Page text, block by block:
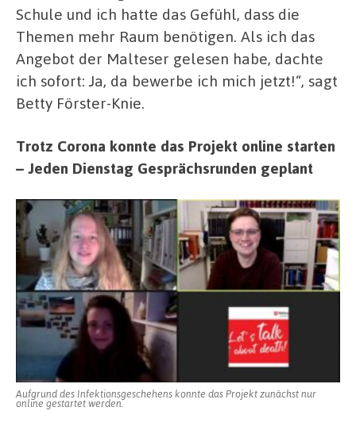
Schule und ich hatte das Gefühl, dass die
Themen mehr Raum benötigen. Als ich das
Angebot der Malteser gelesen habe, dachte
ich sofort: Ja, da bewerbe ich mich jetzt!“, sagt
Betty Förster-Knie.
Trotz Corona konnte das Projekt online starten
– Jeden Dienstag Gesprächsrunden geplant
Aufgrund des Infektionsgeschehens konnte das Projekt zunächst nur
online gestartet werden.